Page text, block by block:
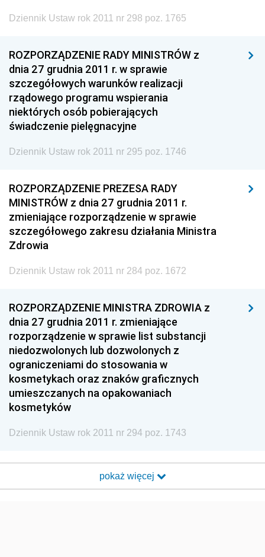
Dziennik Ustaw rok 2011 nr 298 poz. 1765
ROZPORZĄDZENIE RADY MINISTRÓW z
dnia 27 grudnia 2011 r. w sprawie
szczegółowych warunków realizacji
rządowego programu wspierania
niektórych osób pobierających
świadczenie pielęgnacyjne
Dziennik Ustaw rok 2011 nr 295 poz. 1746
ROZPORZĄDZENIE PREZESA RADY
MINISTRÓW z dnia 27 grudnia 2011 r.
zmieniające rozporządzenie w sprawie
szczegółowego zakresu działania Ministra
Zdrowia
Dziennik Ustaw rok 2011 nr 284 poz. 1672
ROZPORZĄDZENIE MINISTRA ZDROWIA z
dnia 27 grudnia 2011 r. zmieniające
rozporządzenie w sprawie list substancji
niedozwolonych lub dozwolonych z
ograniczeniami do stosowania w
kosmetykach oraz znaków graficznych
umieszczanych na opakowaniach
kosmetyków
Dziennik Ustaw rok 2011 nr 294 poz. 1743
pokaż więcej